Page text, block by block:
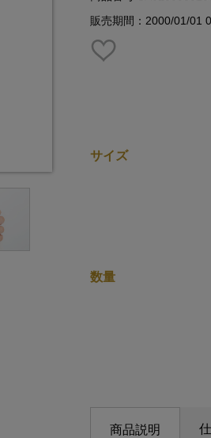
販売期間：2000/01/01
サイズ
数量
商品説明